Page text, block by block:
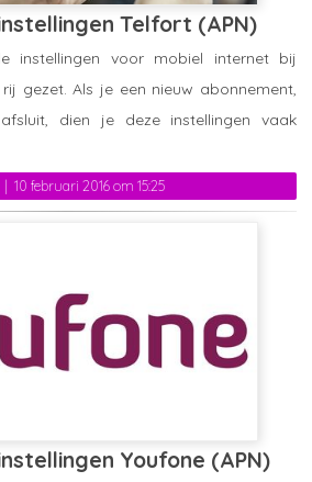
Telfort (APN)
10 februari 2016 om 15:25
instellingen voor mobiel internet bij
gezet. Als je een nieuw abonnement,
dien je deze instellingen vaak
Youfone (APN)